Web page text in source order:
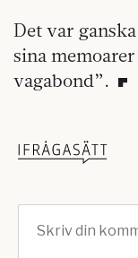
Det var
sina
vagabond”.